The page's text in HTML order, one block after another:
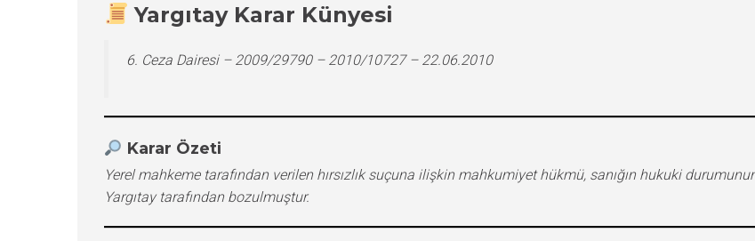
Yargıtay Karar Künyesi
6. Ceza Dairesi – 2009/29790 – 2010/10727 – 22.06.2010
Karar Özeti
Yerel mahkeme tarafından verilen hırsızlık suçuna ilişkin mahkumiyet hükmü, sanığın hukuki
Yargıtay tarafından bozulmuştur.